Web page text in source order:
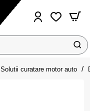
Solutii curatare motor auto